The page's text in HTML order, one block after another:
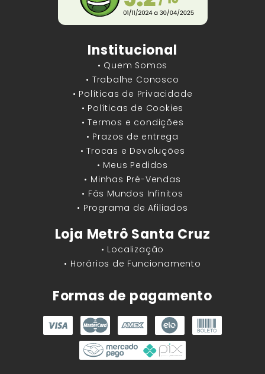
Institucional
• Quem Somos
• Trabalhe Conosco
• Políticas de Privacidade
• Políticas de Cookies
• Termos e condições
• Prazos de entrega
• Trocas e Devoluções
• Meus Pedidos
• Minhas Pré-Vendas
• Fãs Mundos Infinitos
• Programa de Afiliados
Loja Metrô Santa Cruz
• Localização
• Horários de Funcionamento
Formas de pagamento